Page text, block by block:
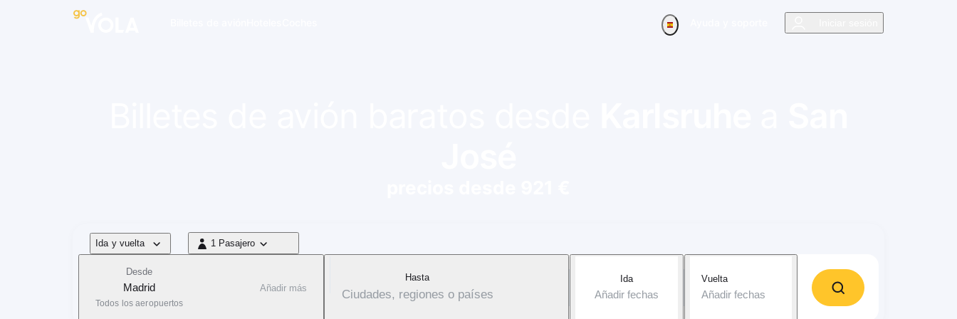
Tipo de vuelo
Ida y vuelta 1 Pasajero
1 Pasajero
Desde
Madrid
Todos los aeropuertos
Añadir más
Hasta
Ciudades, regiones o países
Ida
Añadir fechas
Vuelta
Añadir fechas